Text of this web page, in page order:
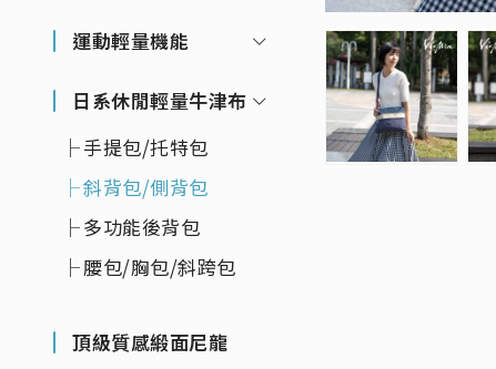
運動輕量機能
日系休閒輕量牛津布
手提包/托特包
斜背包/側背包
多功能後背包
腰包/胸包/斜跨包
頂級質感緞面尼龍